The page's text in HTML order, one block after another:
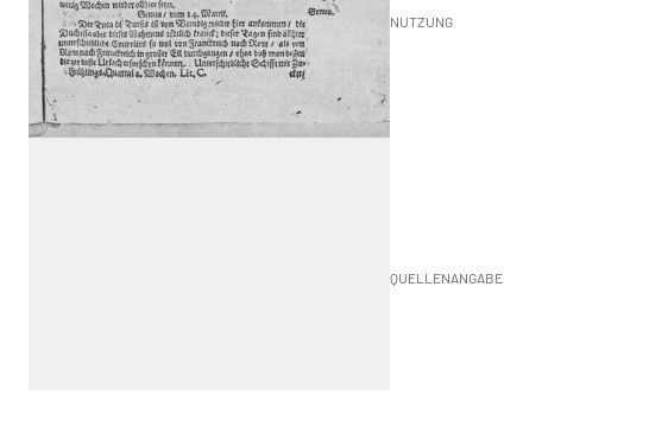
NUTZUNG
QUELLENANGABE